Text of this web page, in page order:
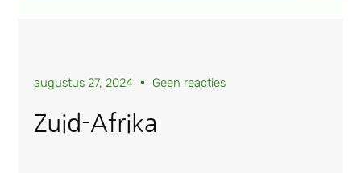
augustus 27, 2024 Geen reacties
Zuid-Afrika